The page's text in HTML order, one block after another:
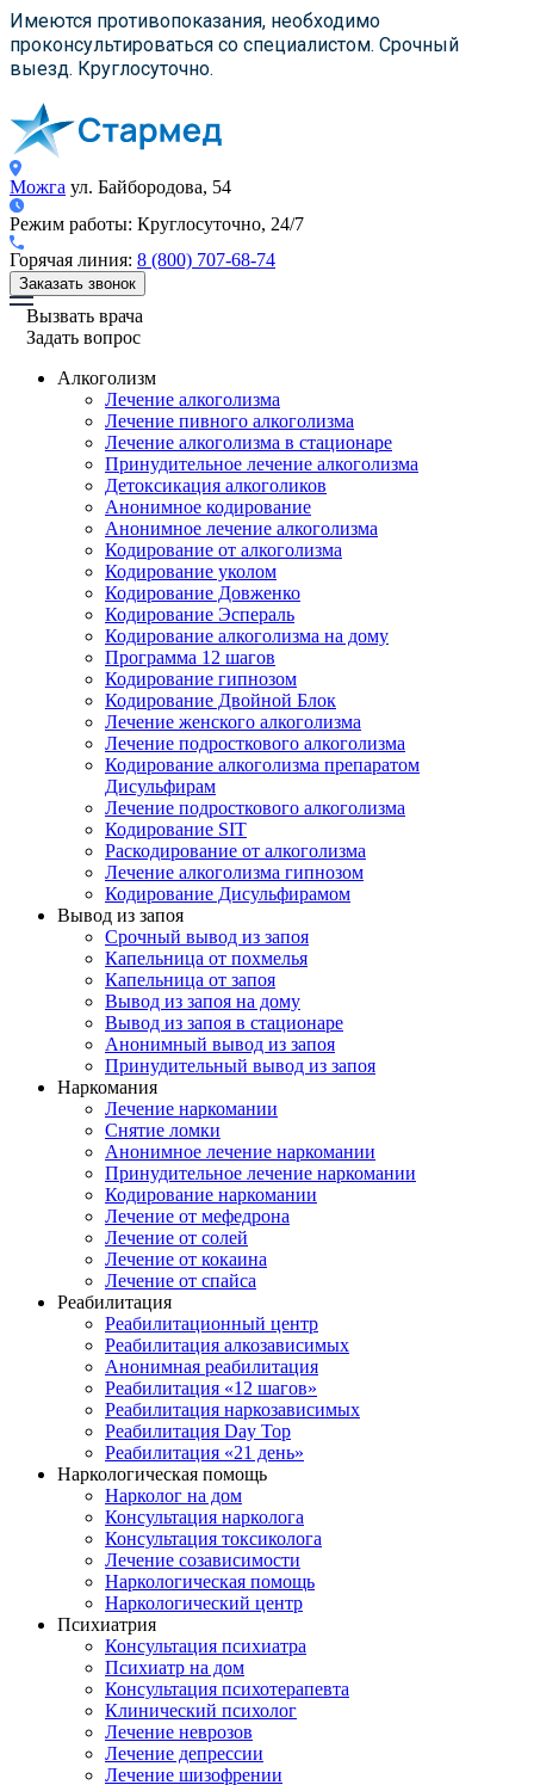
Имеются противопоказания, необходимо
проконсультироваться со специалистом. Срочный
выезд. Круглосуточно.
Можга ул. Байбородова, 54
Режим работы: Круглосуточно, 24/7
Горячая линия: 8 (800) 707-68-74
Заказать звонок
Вызвать врача
Задать вопрос
Алкоголизм
Лечение алкоголизма
Лечение пивного алкоголизма
Лечение алкоголизма в стационаре
Принудительное лечение алкоголизма
Детоксикация алкоголиков
Анонимное кодирование
Анонимное лечение алкоголизма
Кодирование от алкоголизма
Кодирование уколом
Кодирование Довженко
Кодирование Эспераль
Кодирование алкоголизма на дому
Программа 12 шагов
Кодирование гипнозом
Кодирование Двойной Блок
Лечение женского алкоголизма
Лечение подросткового алкоголизма
Кодирование алкоголизма препаратом
Дисульфирам
Лечение подросткового алкоголизма
Кодирование SIT
Раскодирование от алкоголизма
Лечение алкоголизма гипнозом
Кодирование Дисульфирамом
Вывод из запоя
Срочный вывод из запоя
Капельница от похмелья
Капельница от запоя
Вывод из запоя на дому
Вывод из запоя в стационаре
Анонимный вывод из запоя
Принудительный вывод из запоя
Наркомания
Лечение наркомании
Снятие ломки
Анонимное лечение наркомании
Принудительное лечение наркомании
Кодирование наркомании
Лечение от мефедрона
Лечение от солей
Лечение от кокаина
Лечение от спайса
Реабилитация
Реабилитационный центр
Реабилитация алкозависимых
Анонимная реабилитация
Реабилитация «12 шагов»
Реабилитация наркозависимых
Реабилитация Day Top
Реабилитация «21 день»
Наркологическая помощь
Нарколог на дом
Консультация нарколога
Консультация токсиколога
Лечение созависимости
Наркологическая помощь
Наркологический центр
Психиатрия
Консультация психиатра
Психиатр на дом
Консультация психотерапевта
Клинический психолог
Лечение неврозов
Лечение депрессии
Лечение шизофрении